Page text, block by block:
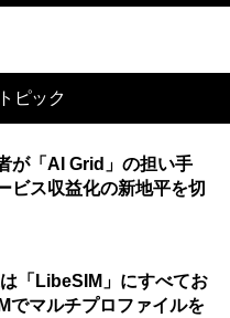
ピック
が「AI Grid」の担い手
ス収益化の新地平を切
「LibeSIM」にすべてお
マルチプロファイルを